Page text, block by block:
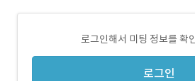
로그인해서 미팅 정보를 확
로그인